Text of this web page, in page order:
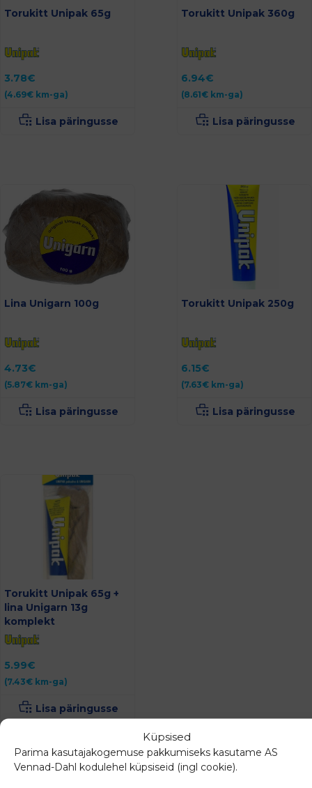
Küpsised
Parima kasutajakogemuse pakkumiseks kasutame AS
Vennad-Dahl kodulehel küpsiseid (ingl cookie).
Torukitt Unipak 65g
3.78€
(4.69€ km-ga)
Lisa päringusse
Torukitt Unipak 360g
6.94€
(8.61€ km-ga)
Lisa päringusse
Lina Unigarn 100g
4.73€
(5.87€ km-ga)
Lisa päringusse
Torukitt Unipak 250g
6.15€
(7.63€ km-ga)
Lisa päringusse
Torukitt Unipak 65g +
lina Unigarn 13g
komplekt
5.99€
(7.43€ km-ga)
Lisa päringusse
Sarnased tooted